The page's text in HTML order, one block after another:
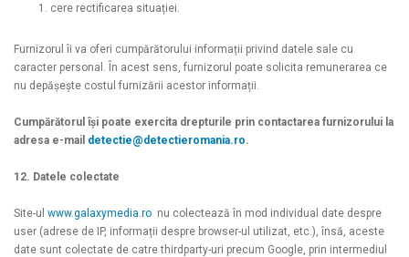
cere rectificarea situației.
Furnizorul îi va oferi cumpărătorului informații privind datele sale cu
caracter personal. În acest sens, furnizorul poate solicita remunerarea ce
nu depășește costul furnizării acestor informații.
Cumpărătorul își poate exercita drepturile prin contactarea furnizorului la
adresa e-mail detectie@detectieromania.ro.
12. Datele colectate
Site-ul www.galaxymedia.ro nu colectează în mod individual date despre
user (adrese de IP, informații despre browser-ul utilizat, etc.), însă, aceste
date sunt colectate de catre thirdparty-uri precum Google, prin intermediul